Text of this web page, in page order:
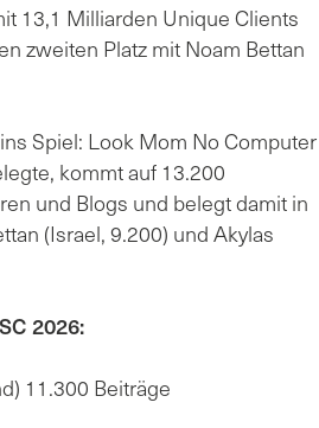
13,1 Milliarden Unique Clients
zweiten Platz mit Noam Bettan
Spiel: Look Mom No Computer
kommt auf 13.200
und Blogs und belegt damit in
(Israel, 9.200) und Akylas
2026:
11.300 Beiträge